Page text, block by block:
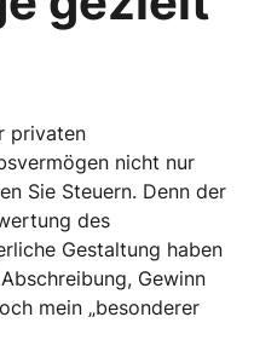
privaten
nicht nur
Sie Steuern. Denn der
des
Gestaltung haben
Gewinn
mein „besonderer